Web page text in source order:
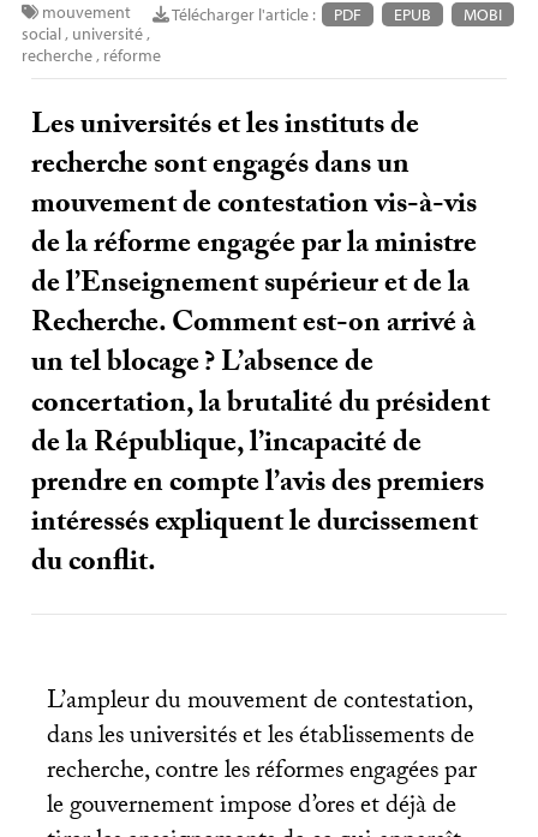
Télécharger l'article : PDF EPUB MOBI
mouvement
social, université,
recherche, réforme
Les universités et les instituts de
recherche sont engagés dans un
mouvement de contestation vis-à-vis
de la réforme engagée par la ministre
de l’Enseignement supérieur et de la
Recherche. Comment est-on arrivé à
un tel blocage? L’absence de
concertation, la brutalité du président
de la République, l’incapacité de
prendre en compte l’avis des premiers
intéressés expliquent le durcissement
du conflit.
L’ampleur du mouvement de contestation,
dans les universités et les établissements de
recherche, contre les réformes engagées par
le gouvernement impose d’ores et déjà de